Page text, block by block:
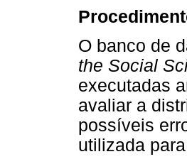
O banco de
the Social
executadas
avaliar a
possíveis
utilizada